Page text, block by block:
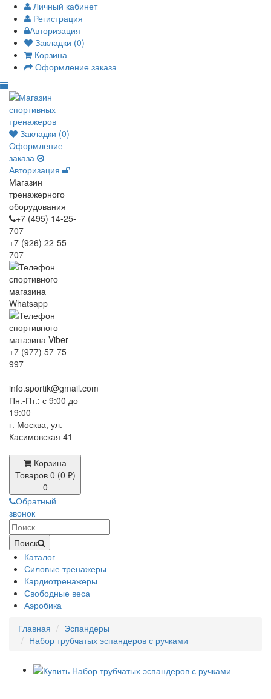
Личный кабинет
Регистрация
Авторизация
Закладки (0)
Корзина
Оформление заказа
Закладки (0)
Оформление
заказа
Авторизация
Магазин
тренажерного
оборудования
+7 (495) 14-25-
707
+7 (926) 22-55-
707
+7 (977) 57-75-
997
info.sportik@gmail.com
Пн.-Пт.: с 9:00 до
19:00
г. Москва, ул.
Касимовская 41
Корзина
Товаров 0 (0 ₽)
0
Обратный
звонок
Поиск
Каталог
Силовые тренажеры
Кардиотренажеры
Свободные веса
Аэробика
Главная
Эспандеры
Набор трубчатых эспандеров с ручками